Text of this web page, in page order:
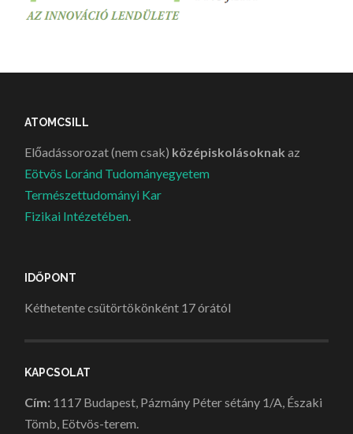
ATOMCSILL
Előadássorozat (nem csak) középiskolásoknak az
Eötvös Loránd Tudományegyetem
Természettudományi Kar
Fizikai Intézetében
IDŐPONT
Kéthetente csütörtökönként 17 órától
KAPCSOLAT
Cím: 1117 Budapest, Pázmány Péter sétány 1/A, Északi
Tömb, Eötvös-terem.